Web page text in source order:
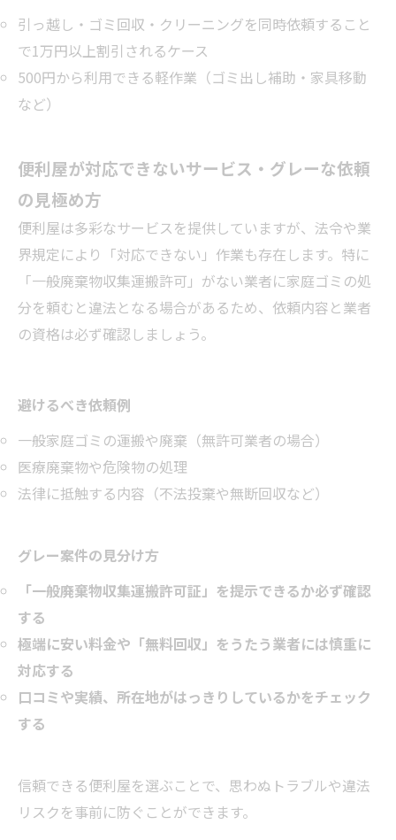
引っ越し・ゴミ回収・クリーニングを同時依頼すること
で1万円以上割引されるケース
500円から利用できる軽作業（ゴミ出し補助・家具移動
など）
便利屋が対応できないサービス・グレーな依頼
の見極め方
便利屋は多彩なサービスを提供していますが、法令や業
界規定により「対応できない」作業も存在します。特に
「一般廃棄物収集運搬許可」がない業者に家庭ゴミの処
分を頼むと違法となる場合があるため、依頼内容と業者
の資格は必ず確認しましょう。
避けるべき依頼例
一般家庭ゴミの運搬や廃棄（無許可業者の場合）
医療廃棄物や危険物の処理
法律に抵触する内容（不法投棄や無断回収など）
グレー案件の見分け方
「一般廃棄物収集運搬許可証」を提示できるか必ず確認
する
極端に安い料金や「無料回収」をうたう業者には慎重に
対応する
口コミや実績、所在地がはっきりしているかをチェック
する
信頼できる便利屋を選ぶことで、思わぬトラブルや違法
リスクを事前に防ぐことができます。